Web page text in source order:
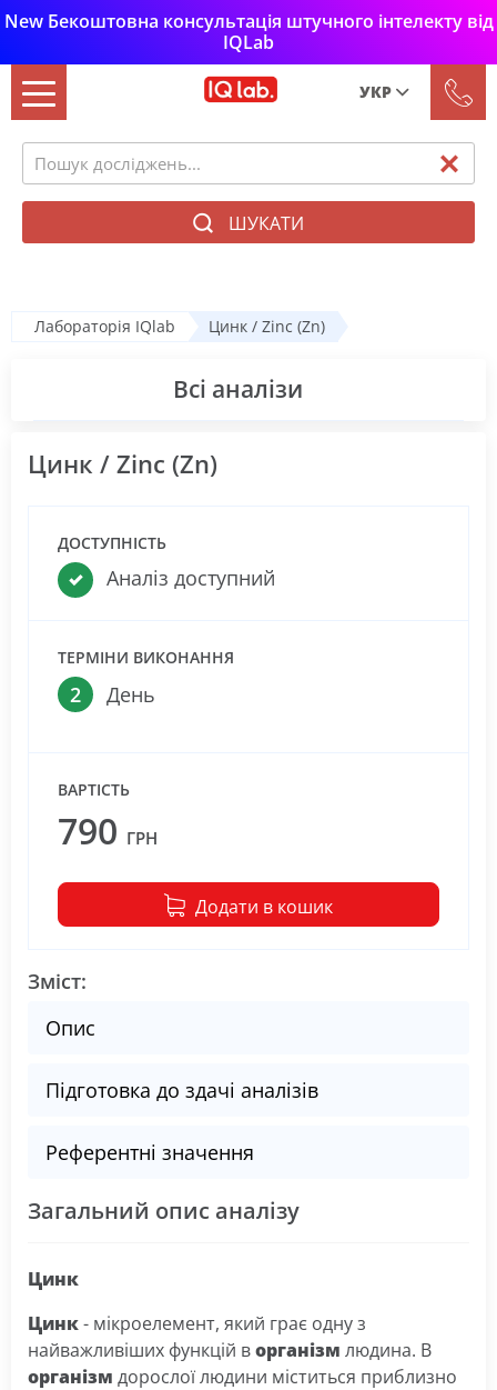
New Бекоштовна консультація штучного інтелекту від
IQLab
УКР
Укр
ШУКАТИ
Лабораторія IQlab Цинк / Zinc (Zn)
Всі аналізи
Цинк / Zinc (Zn)
ДОСТУПНІСТЬ
Аналіз доступний
ТЕРМІНИ ВИКОНАННЯ
2 День
ВАРТІСТЬ
790 ГРН
Додати в кошик
Зміст:
Опис
Підготовка до здачі аналізів
Референтні значення
Загальний опис аналізу
Цинк
Цинк- мікроелемент, який грає одну з
найважливіших функцій ворганізм людина. В
організм дорослої людини міститься приблизно